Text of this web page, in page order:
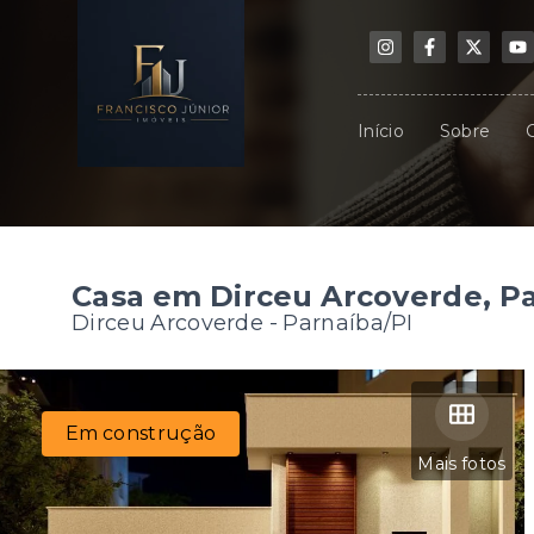
Início Sobre
Casa em Dirceu Arcoverde,
Dirceu Arcoverde - Parnaíba/PI
Mais fotos
Em construção